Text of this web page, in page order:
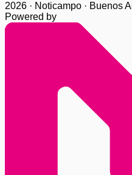
2026 · Noticampo · Buenos
Powered by